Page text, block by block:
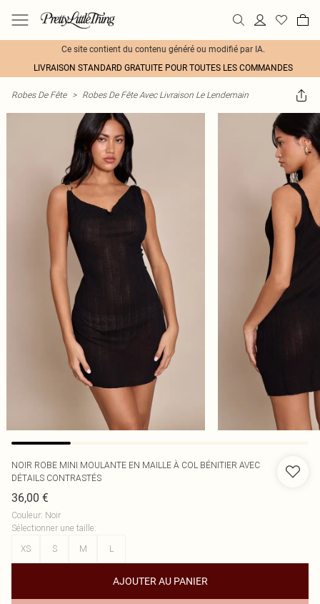
Ce site contient du contenu généré ou modifié par IA.
LIVRAISON STANDARD GRATUITE POUR TOUTES LES COMMANDES
Robes De Fête > Robes De Fête Avec Livraison Le Lendemain
NOIR ROBE MINI MOULANTE EN MAILLE À COL BÉNITIER AVEC
DÉTAILS CONTRASTÉS
36,00 €
Couleur: Noir
Sélectionner une taille:
XS
S M L
AJOUTER AU PANIER